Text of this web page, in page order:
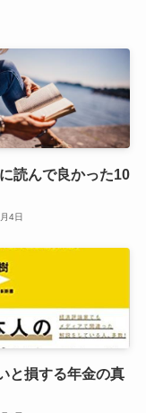
読んで良かった10
4日
と損する年金の真